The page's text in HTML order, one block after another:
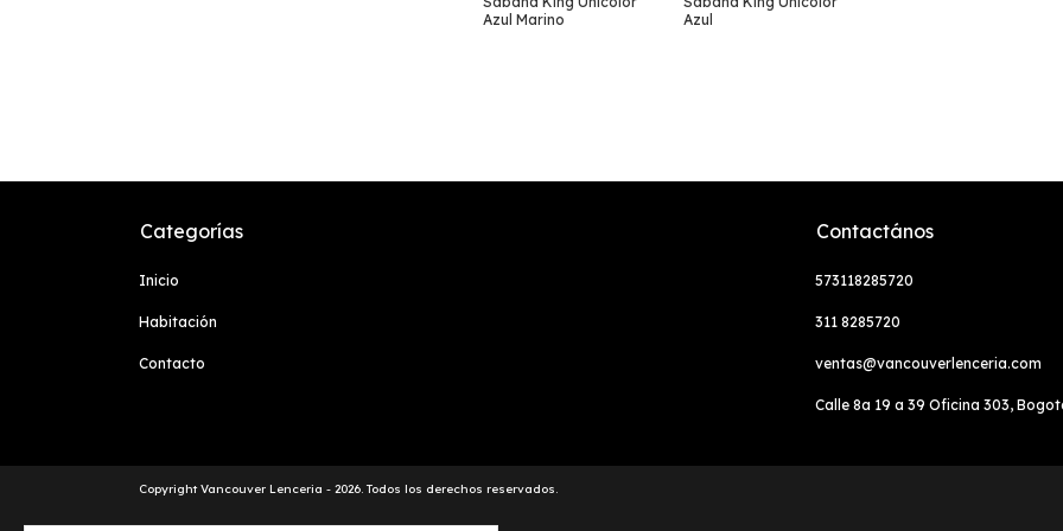
Azul Marino
Azul
Categorías
Inicio
Habitación
Contacto
Contactános
573118285720
311 8285720
ventas@vancouverlenceria.com
Calle 8a 19 a 39 Oficina 303,
Copyright Vancouver Lenceria - 2026. Todos los derechos reservados.